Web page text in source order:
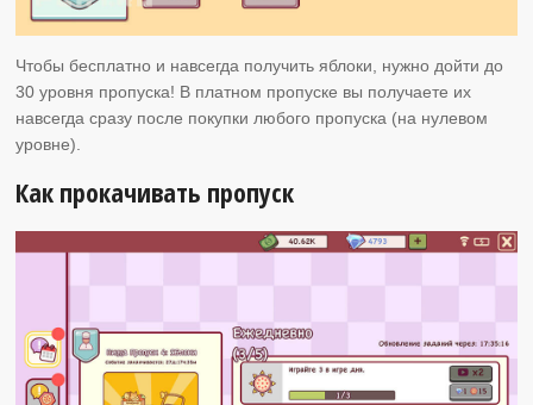
Чтобы бесплатно и навсегда получить яблоки, нужно дойти до
30 уровня пропуска! В платном пропуске вы получаете их
навсегда сразу после покупки любого пропуска (на нулевом
уровне).
Как прокачивать пропуск